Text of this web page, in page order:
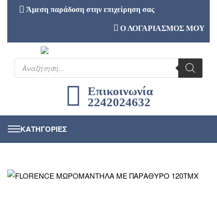
Άμεση παράδοση στην επιχείρηση σας
Ο ΛΟΓΑΡΙΑΣΜΟΣ ΜΟΥ
Επικοινωνία
2242024632